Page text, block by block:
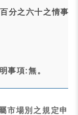
分之六十之情事
事項:無。
市場別之規定申